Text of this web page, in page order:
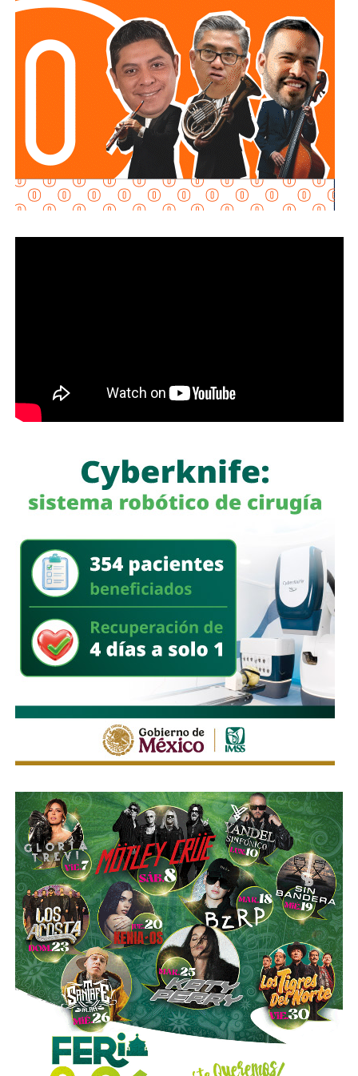
regula la inteligencia artificial y, especialmente, cómo
define y sanciona el “uso indebido” de esta tecnología en
contextos de comunicación pública.
La decisión legislativa es más apertura que cierre. El
Congreso enfatizó que la derogación “no limita la potestad
del Congreso del Estado para continuar el análisis y, en su
caso, desarrollar un marco jurídico integral en materia de
inteligencia artificial”. Con la eliminación de estas tres
“mecanismos de deliberación plural, abierta, técnica y
participativa” que incluyan a instituciones académicas,
especialistas, organismos públicos, organizaciones de la
sociedad civil y sectores productivos. Este enfoque
sugiere que la legislatura busca escuchar más allá de su
propio hemiciclo antes de escribir nuevas normas.
La próxima sesión de laDiputación Permanenteestá
programada para el viernes 7 de agosto de 2026 a las
9:00 horas.
También lee:
Se abre nueva ruta para el análisis sobre uso
y regulación de inteligencia artificial